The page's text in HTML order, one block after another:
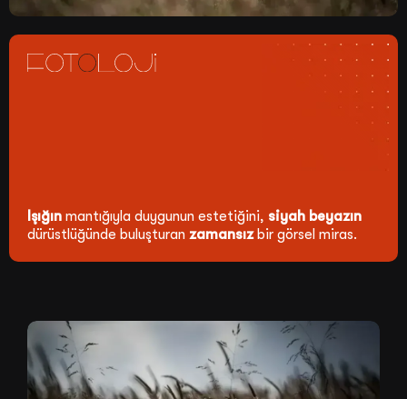
Işığın mantığıyla duygunun estetiğini, siyah beyazın
dürüstlüğünde buluşturan zamansızbir görsel miras.